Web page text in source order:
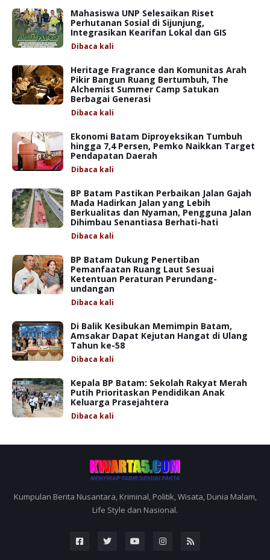
Mahasiswa UNP Selesaikan Riset
Perhutanan Sosial di Sijunjung,
Integrasikan Kearifan Lokal dan GIS
Dibaca kali
Heritage Fragrance dan Komunitas Arah
Pikir Bangun Ruang Bertumbuh, The
Alchemist Summer Camp Satukan
Berbagai Generasi
Dibaca kali
Ekonomi Batam Diproyeksikan Tumbuh
hingga 7,4 Persen, Pemko Naikkan Target
Pendapatan Daerah
Dibaca kali
BP Batam Pastikan Perbaikan Jalan Gajah
Mada Hadirkan Jalan yang Lebih
Berkualitas dan Nyaman, Pengguna Jalan
Dihimbau Senantiasa Berhati-hati
Dibaca kali
BP Batam Dukung Penertiban
Pemanfaatan Ruang Laut Sesuai
Ketentuan Peraturan Perundang-
undangan
Dibaca kali
Di Balik Kesibukan Memimpin Batam,
Amsakar Dapat Kejutan Hangat di Ulang
Tahun ke-58
Dibaca kali
Kepala BP Batam: Sekolah Rakyat Merah
Putih Prioritaskan Pendidikan Anak
Keluarga Prasejahtera
Dibaca kali
Kumpulan Berita Nusantara, Kriminal, Politik, Wisata, Dunia Malam,
Life Style dan Nasional.